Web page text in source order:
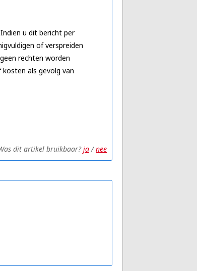
u dit bericht per
of verspreiden
rechten worden
als gevolg van
dit artikel bruikbaar?ja/nee